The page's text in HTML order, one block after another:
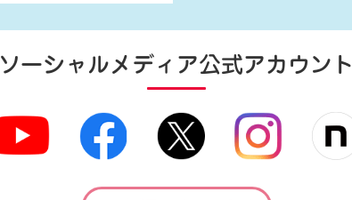
ソーシャルメディア公式アカウント